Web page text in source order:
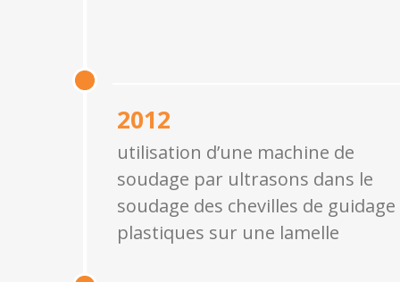
2012
utilisation d’une machine de
soudage par ultrasons dans le
soudage des chevilles de guidage
plastiques sur une lamelle